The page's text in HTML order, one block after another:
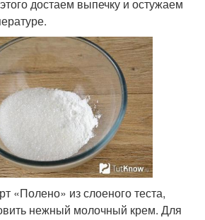
достаем выпечку и остужаем
«Полено» из слоеного теста,
нежный молочный крем. Для